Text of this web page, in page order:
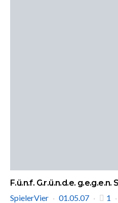
F.ü.n.f. G.r.ü.n.d.e. g.e.g.e.n.
SpielerVier
01.05.07 1